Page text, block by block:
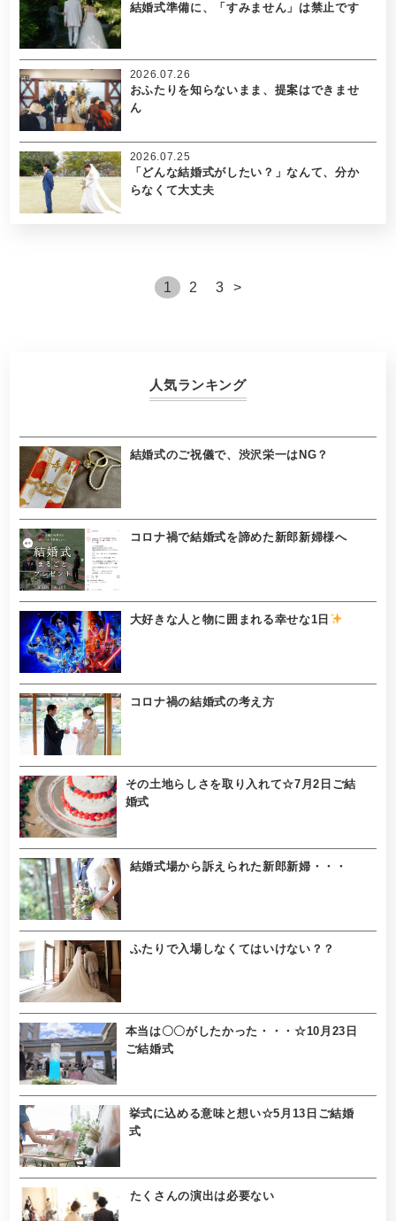
結婚式準備に、「すみません」は禁止です
おふたりを知らないまま、提案はできませ
ん
2026.07.26
「どんな結婚式がしたい？」なんて、分か
らなくて大丈夫
2026.07.25
1 2 3 >
人気ランキング
結婚式のご祝儀で、渋沢栄一はNG？
コロナ禍で結婚式を諦めた新郎新婦様へ
大好きな人と物に囲まれる幸せな1日
コロナ禍の結婚式の考え方
その土地らしさを取り入れて☆7月2日ご結
婚式
結婚式場から訴えられた新郎新婦・・・
ふたりで入場しなくてはいけない？？
本当は〇〇がしたかった・・・☆10月23日
ご結婚式
挙式に込める意味と想い☆5月13日ご結婚
式
たくさんの演出は必要ない